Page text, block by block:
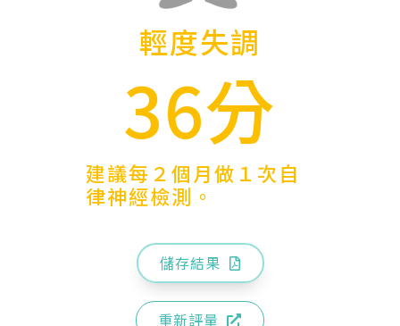
輕度失調
36分
建議每２個月做１次自
律神經檢測。
儲存結果
重新評量